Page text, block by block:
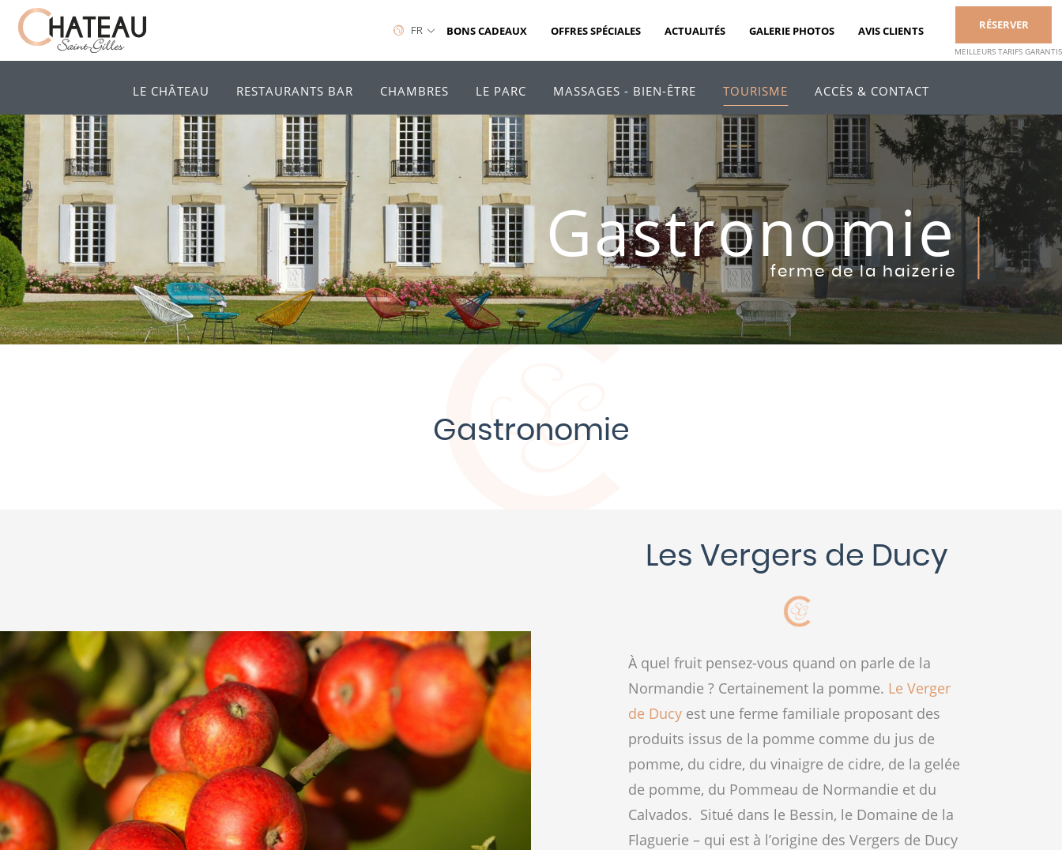
LE CHÂTEAU RESTAURANTS BAR CHAMBRES LE PARC MASSAGES - BIEN-ÊTRE TOURISME ACCÈS & CONTACT
FR BONS CADEAUX OFFRES SPÉCIALES ACTUALITÉS GALERIE PHOTOS AVIS CLIENTS RÉSERVER
MEILLEURS TARIFS GARANTIS
Gastronomie
ferme de la haizerie
Gastronomie
Les Vergers de Ducy
À quel fruit pensez-vous quand on parle de la
Normandie ? Certainement la pomme. Le Verger
de Ducyest une ferme familiale proposant des
produits issus de la pomme comme du jus de
pomme, du cidre, du vinaigre de cidre, de la gelée
de pomme, du Pommeau de Normandie et du
Calvados. Situé dans le Bessin, le Domaine de la
Flaguerie – qui est à l’origine des Vergers de Ducy